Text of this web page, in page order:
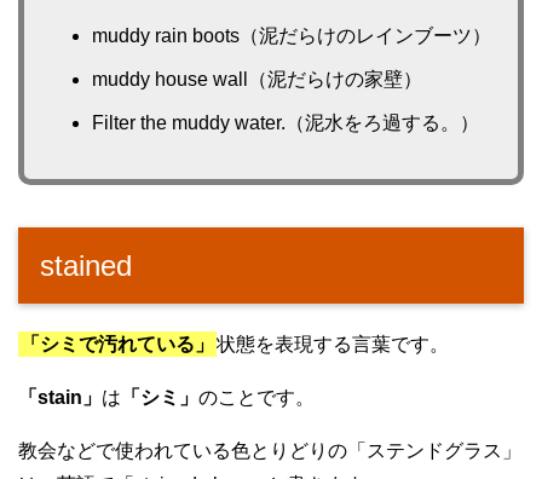
muddy rain boots（泥だらけのレインブーツ）
muddy house wall（泥だらけの家壁）
Filter the muddy water.（泥水をろ過する。）
stained
「シミで汚れている」 状態を表現する言葉です。
「stain」 は 「シミ」 のことです。
教会などで使われている色とりどりの「ステンドグラス」